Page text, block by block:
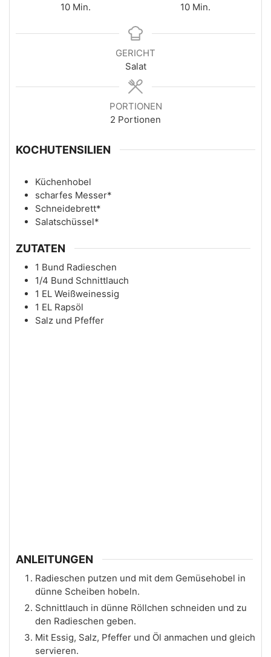
10 Min.
10 Min.
GERICHT
Salat
PORTIONEN
2 Portionen
KOCHUTENSILIEN
Küchenhobel
scharfes Messer*
Schneidebrett*
Salatschüssel*
ZUTATEN
1 Bund Radieschen
1/4 Bund Schnittlauch
1 EL Weißweinessig
1 EL Rapsöl
Salz und Pfeffer
ANLEITUNGEN
Radieschen putzen und mit dem Gemüsehobel in
dünne Scheiben hobeln.
Schnittlauch in dünne Röllchen schneiden und zu
den Radieschen geben.
Mit Essig, Salz, Pfeffer und Öl anmachen und gleich
servieren.